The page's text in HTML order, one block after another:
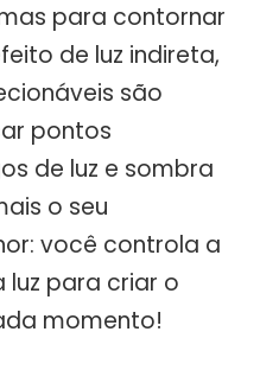
para contornar
de luz indireta,
são
pontos
de luz e sombra
o seu
você controla a
luz para criar o
momento!